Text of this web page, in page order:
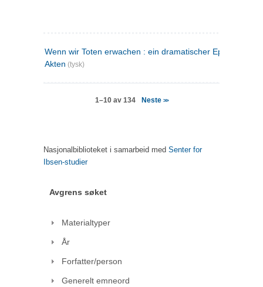
Wenn wir Toten erwachen : ein dramatischer Epilog in drei
Akten (tysk)
1–10 av 134 Neste >>
Nasjonalbiblioteket i samarbeid med Senter for
Ibsen-studier
Avgrens søket
Materialtyper
År
Forfatter/person
Generelt emneord